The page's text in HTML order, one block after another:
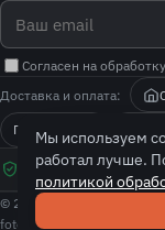
Согласен на
Доставка и оплата:
Почта России
проверяем
импорт · покажем,
© 2026 fotolit. Все права
fotolit — независимый
Мы используем
работал лучше.
политикой